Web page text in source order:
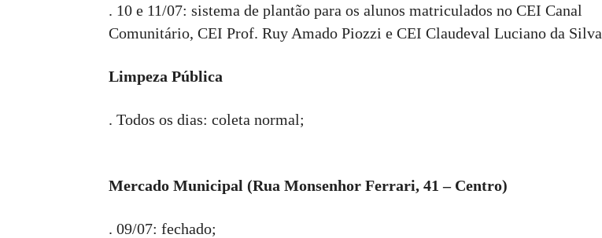
. 10 e 11/07: sistema de plantão para os alunos matriculados no CEI Canal
Comunitário, CEI Prof. Ruy Amado Piozzi e CEI Claudeval Luciano da Silva
Limpeza Pública
. Todos os dias: coleta normal;
Mercado Municipal (Rua Monsenhor Ferrari, 41 – Centro)
. 09/07: fechado;